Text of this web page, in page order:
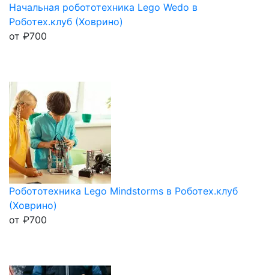
Начальная робототехника Lego Wedo в
Роботех.клуб (Ховрино)
от ₽700
Робототехника Lego Mindstorms в Роботех.клуб
(Ховрино)
от ₽700